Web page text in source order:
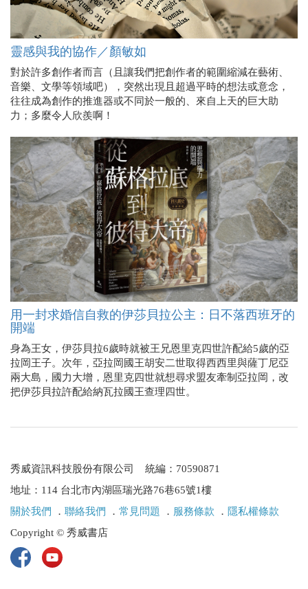
靈感與我的協作／顏敏如
對於許多創作者而言（且讓我們把創作者的範圍縮減在藝術、
音樂、文學等領域吧），突然出現且超過平時的想法或意念，
往往成為創作的推進器或不同於一般的、來自上天的巨大助
力；多麼令人欣羨啊！
用一封求婚信自救的伊莎貝拉公主：日不落西班牙的
開端
身為王女，伊莎貝拉6歲時就被王兄恩里克四世許配給5歲的亞
拉岡王子。次年，亞拉岡國王胡安二世取得西西里與薩丁尼亞
兩大島，國力大增，恩里克四世就想尋求盟友牽制亞拉岡，改
把伊莎貝拉許配給納瓦拉國王查理四世。
秀威資訊科技股份有限公司 統編：70590871
地址：114 台北市內湖區瑞光路76巷65號1樓
關於我們
． 聯絡我們 ． 常見問題 ． 服務條款 ． 隱私權條款
Copyright © 秀威書店